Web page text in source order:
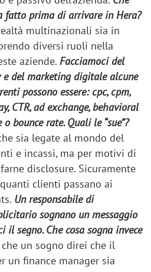
fatto prima di arrivare in Hera?
multinazionali sia in
diversi ruoli nella
aziende. Facciamoci del
e del marketing digitale alcune
possono essere: cpc, cpm,
CTR, ad exchange, behavioral
bounce rate. Quali le “sue”?
sia legate al mondo del
e incassi, ma per motivi di
disclosure. Sicuramente
clienti passano ai
Un responsabile di
sognano un messaggio
il segno. Che cosa sogna invece
un sogno direi che il
un finance manager sia